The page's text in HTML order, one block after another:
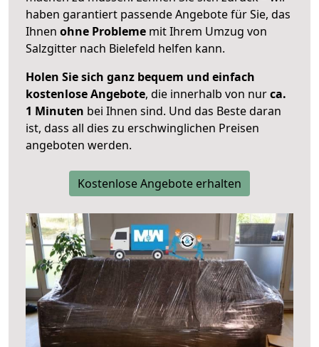
haben garantiert passende Angebote für Sie, das
Ihnen ohne Probleme mit Ihrem Umzug von
Salzgitter nach Bielefeld helfen kann.
Holen Sie sich ganz bequem und einfach
kostenlose Angebote, die innerhalb von nurca.
1 Minuten bei Ihnen sind. Und das Beste daran
ist, dass all dies zu erschwinglichen Preisen
angeboten werden.
Kostenlose Angebote erhalten